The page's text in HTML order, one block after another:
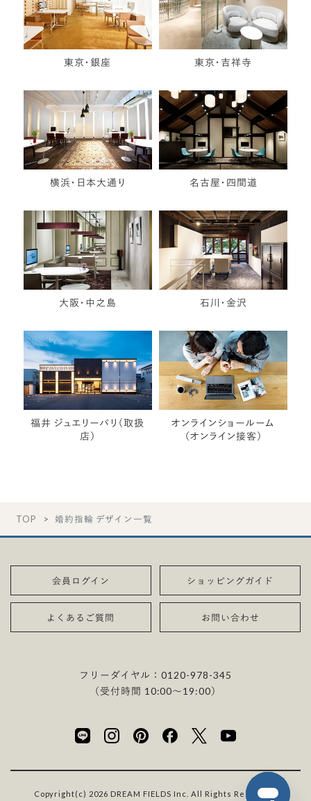
東京・銀座 東京・吉祥寺
横浜・日本大通り 名古屋・四間道
大阪・中之島 石川・金沢
福井 ジュエリーパリ（取扱
店）
オンラインショールーム
（オンライン接客）
TOP 婚約指輪 デザイン一覧
会員ログイン ショッピングガイド
よくあるご質問 お問い合わせ
フリーダイヤル：0120-978-345
（受付時間 10:00〜19:00）
Copyright(c) 2026 DREAM FIELDS Inc. All Rights Reserved.